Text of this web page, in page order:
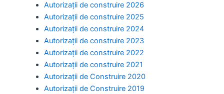
Autorizații de construire 2026
Autorizații de construire 2025
Autorizații de construire 2024
Autorizații de construire 2023
Autorizații de construire 2022
Autorizații de construire 2021
Autorizații de Construire 2020
Autorizații de Construire 2019